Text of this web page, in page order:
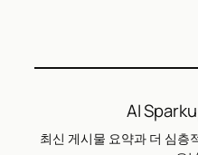
AI
최신 게시물 요약과 더 심층